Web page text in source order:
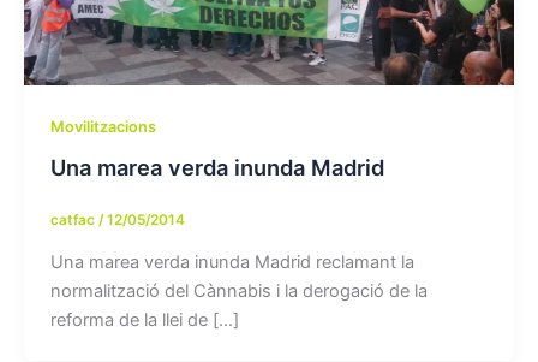
Movilitzacions
Una marea verda inunda Madrid
catfac /12/05/2014
Una marea verda inunda Madrid reclamant la
normalització del Cànnabis i la derogació de la
reforma de la llei de […]